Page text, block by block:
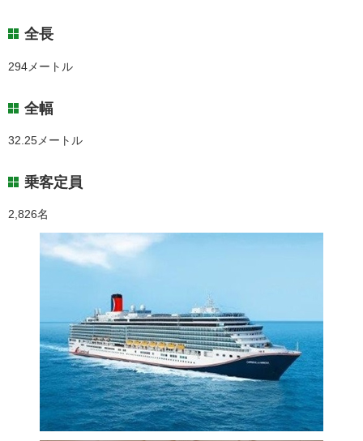
全長
294メートル
全幅
32.25メートル
乗客定員
2,826名